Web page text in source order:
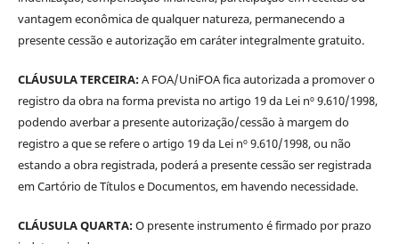
vantagem econômica de qualquer natureza, permanecendo a
presente cessão e autorização em caráter integralmente gratuito.
CLÁUSULA TERCEIRA:A FOA/UniFOA fica autorizada a promover o
registro da obra na forma prevista no artigo 19 da Lei nº 9.610/1998,
podendo averbar a presente autorização/cessão à margem do
registro a que se refere o artigo 19 da Lei nº 9.610/1998, ou não
estando a obra registrada, poderá a presente cessão ser registrada
em Cartório de Títulos e Documentos, em havendo necessidade.
CLÁUSULA QUARTA:O presente instrumento é firmado por prazo